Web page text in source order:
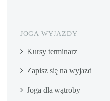
JOGA WYJAZDY
Kursy terminarz
Zapisz się na wyjazd
Joga dla wątroby